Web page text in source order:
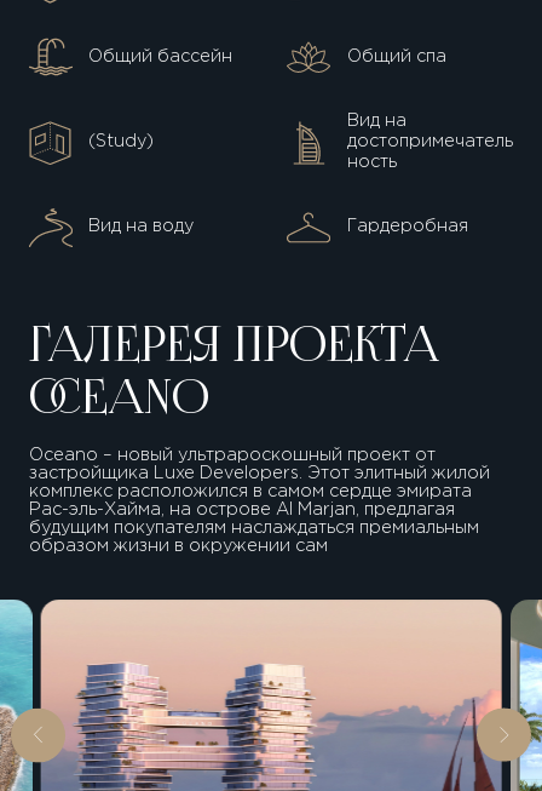
Общий бассейн Общий спа
(Study)
Вид на
достопримечатель
ность
Вид на воду Гардеробная
ГАЛЕРЕЯ ПРОЕКТА
OCEANO
Oceano – новый ультрароскошный проект от
застройщика Luxe Developers. Этот элитный жилой
комплекс расположился в самом сердце эмирата
Рас-эль-Хайма, на острове Al Marjan, предлагая
будущим покупателям наслаждаться премиальным
образом жизни в окружении сам